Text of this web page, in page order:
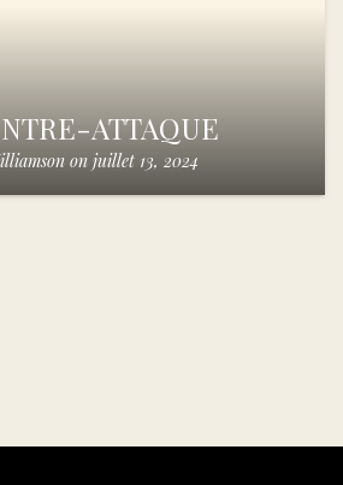
ATTAQUE
on juillet 13, 2024